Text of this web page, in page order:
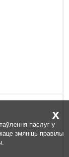
x
паслуг у
змяніць правілы